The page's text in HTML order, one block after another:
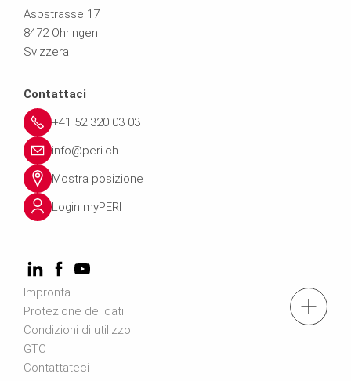
tel.: +41 52 320 03 03
Aspstrasse 17
8472 Ohringen
Svizzera
Contattaci
+41 52 320 03 03
info@peri.ch
Mostra posizione
Login myPERI
Impronta
Protezione dei dati
Condizioni di utilizzo
GTC
Contattateci